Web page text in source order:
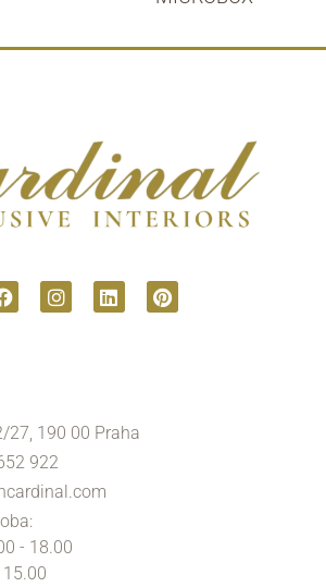
27, 190 00 Praha
922
- 18.00
15.00